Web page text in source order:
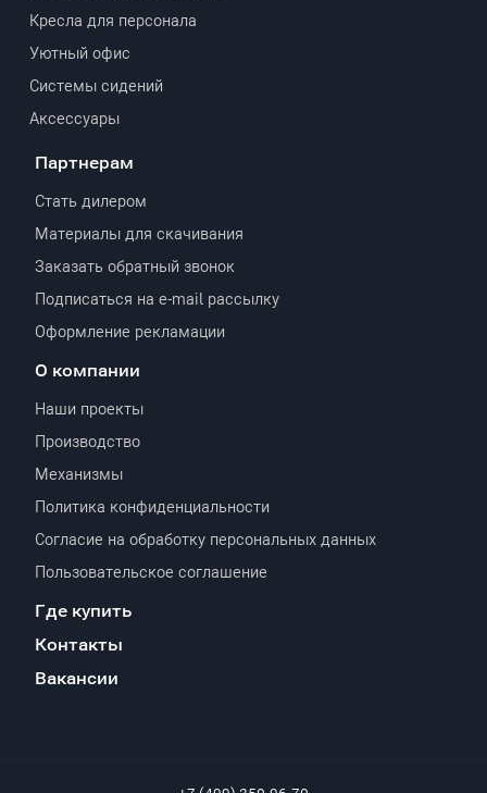
Кресла для персонала
Уютный офис
Системы сидений
Аксессуары
Партнерам
Стать дилером
Материалы для скачивания
Заказать обратный звонок
Подписаться на e-mail рассылку
Оформление рекламации
О компании
Наши проекты
Производство
Механизмы
Политика конфиденциальности
Согласие на обработку персональных данных
Пользовательское соглашение
Где купить
Контакты
Вакансии